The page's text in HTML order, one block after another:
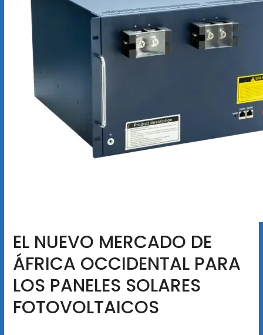
EL NUEVO MERCADO DE
ÁFRICA OCCIDENTAL PARA
LOS PANELES SOLARES
FOTOVOLTAICOS